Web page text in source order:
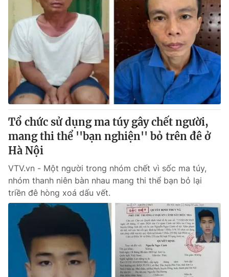
Tổ chức sử dụng ma túy gây chết người,
mang thi thể ''bạn nghiện'' bỏ trên đê ở
Hà Nội
VTV.vn - Một người trong nhóm chết vì sốc ma túy,
nhóm thanh niên bàn nhau mang thi thể bạn bỏ lại
triền đê hòng xoá dấu vết.